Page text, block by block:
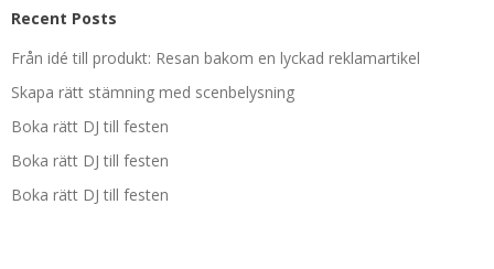
Recent Posts
Från idé till produkt: Resan bakom en lyckad reklamartikel
Skapa rätt stämning med scenbelysning
Boka rätt DJ till festen
Boka rätt DJ till festen
Boka rätt DJ till festen